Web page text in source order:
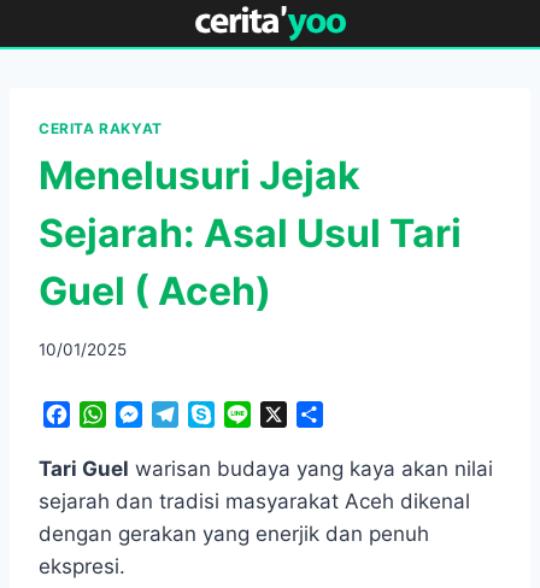
to
CERITA RAKYAT
Menelusuri Jejak
Sejarah: Asal Usul Tari
Guel ( Aceh)
10/01/2025
c
e
o
o
W
a
t
A
p
M
s
s
n
l
e
r
y
p
n
e
a
r
Tari Guel warisan budaya yang kaya akan nilai
sejarah dan tradisi masyarakat Aceh dikenal
dengan gerakan yang enerjik dan penuh
ekspresi.